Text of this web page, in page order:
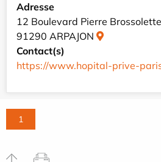
Adresse
12 Boulevard Pierre Brossolette
91290 ARPAJON
Contact(s)
https://www.hopital-prive-
1